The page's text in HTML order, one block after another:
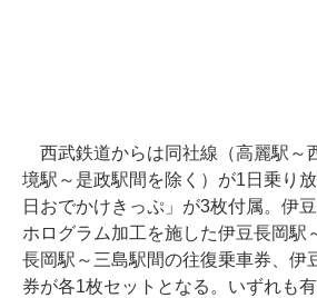
西武鉄道からは同社線（高麗駅～
境駅～是政駅間を除く）が1日乗り
日おでかけきっぷ」が3枚付属。伊
ホログラム加工を施した伊豆長岡駅
長岡駅～三島駅間の往復乗車券、伊
券が各1枚セットとなる。いずれも